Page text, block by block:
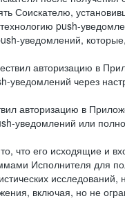
Соискателю,
push-
уведомлений,
авторизацию в
уведомлений через
авторизацию в
уведомлений или
что его исходящие и
Исполнителя для
включая, но не